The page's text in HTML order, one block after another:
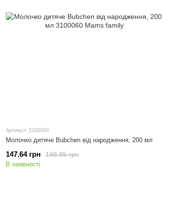
Артикул: 3100060
Молочко дитяче Bubchen від народження, 200 мл
196.85 грн
147.64 грн
В наявності